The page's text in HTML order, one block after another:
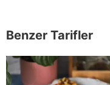
Benzer Tarifler